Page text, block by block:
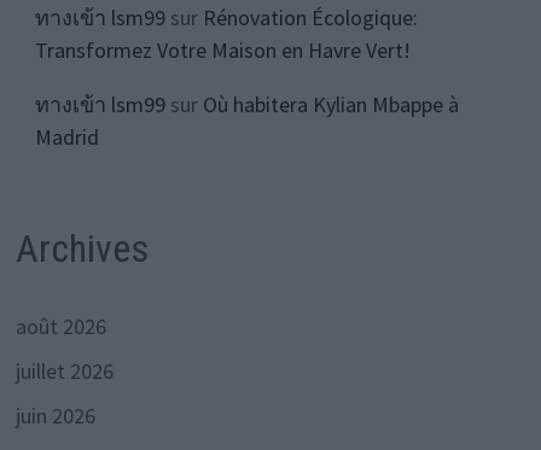
ทางเข้า lsm99sur Rénovation Écologique:
Transformez Votre Maison en Havre Vert!
ทางเข้า lsm99sur Où habitera Kylian Mbappe à
Madrid
Archives
août 2026
juillet 2026
juin 2026